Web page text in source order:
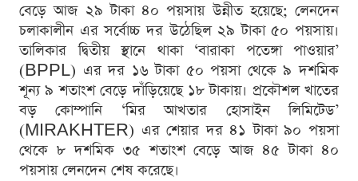
বেড়ে আজ ২৯ টাকা ৪০ পয়সায় উন্নীত হয়েছে; লেনদেন
চলাকালীন এর সর্বোচ্চ দর উঠেছিল ২৯ টাকা ৫০ পয়সায়।
তালিকার দ্বিতীয় স্থানে থাকা ‘বারাকা পতেঙ্গা পাওয়ার’
(BPPL) এর দর ১৬ টাকা ৫০ পয়সা থেকে ৯ দশমিক
শূন্য ৯ শতাংশ বেড়ে দাঁড়িয়েছে ১৮ টাকায়। প্রকৌশল খাতের
বড় কোম্পানি ‘মির আখতার হোসাইন লিমিটেড’
(MIRAKHTER) এর শেয়ার দর ৪১ টাকা ৯০ পয়সা
থেকে ৮ দশমিক ৩৫ শতাংশ বেড়ে আজ ৪৫ টাকা ৪০
পয়সায় লেনদেন শেষ করেছে।